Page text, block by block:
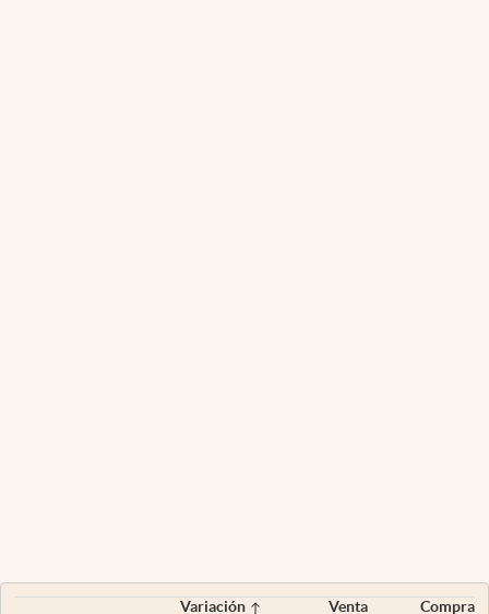
Variación Venta
Compra